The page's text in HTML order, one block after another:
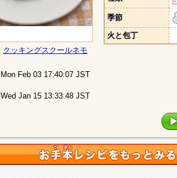
クッキングスクールネモ
Mon Feb 03 17:40:07 JST
Wed Jan 15 13:33:48 JST
季節
火と包丁